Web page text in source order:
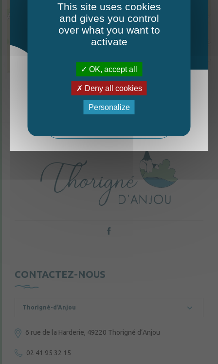
Leaflet| © contributors
CONTACTEZ-NOUS
Thorigné-d'Anjou
6 rue de la Harderie, 49220 Thorigné d’Anjou
02 41 95 32 15
Le Mag - édition estivale
La nouvelle édition du Mag est arrivée!
This site uses cookies
and gives you control
over what you want to
activate
OK, accept all
Deny all cookies
Personalize